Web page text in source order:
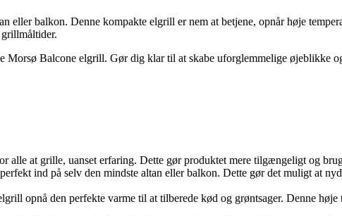
balkon. Denne kompakte elgrill er nem at betjene, opnår høje
Morsø Balcone elgrill. Gør dig klar til at skabe uforglemmelige øjeblikke
alle at grille, uanset erfaring. Dette gør produktet mere tilgængeligt og
ind på selv den mindste altan eller balkon. Dette gør det muligt at
opnå den perfekte varme til at tilberede kød og grøntsager. Denne